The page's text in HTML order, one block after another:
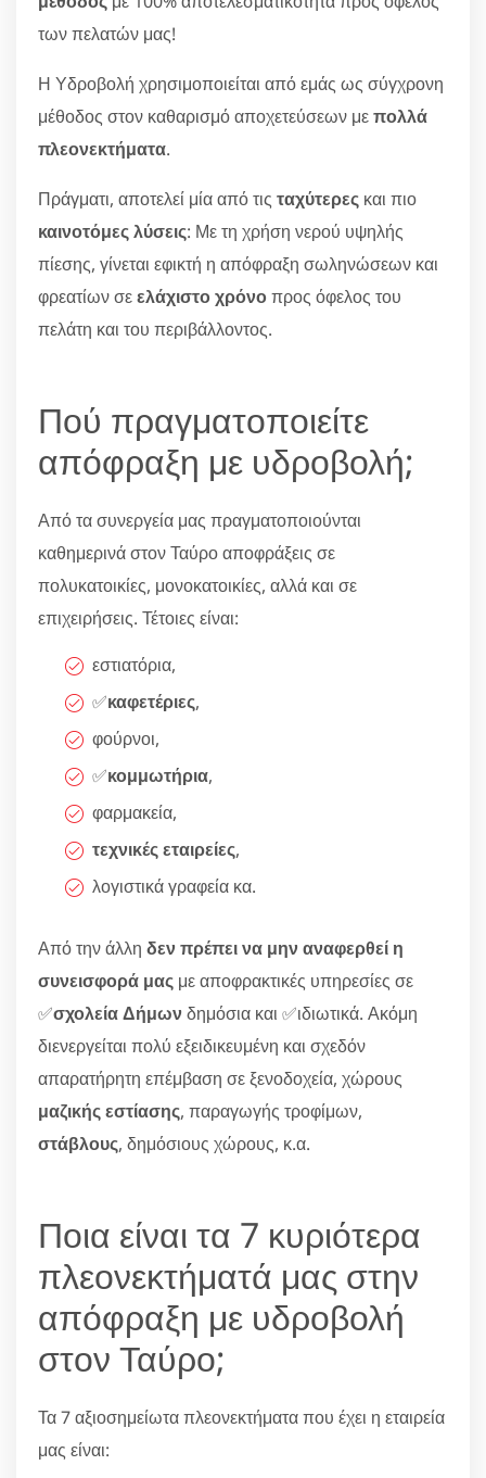
των πελατών μας!
Η Υδροβολή χρησιμοποιείται από εμάς ως σύγχρονη
μέθοδος στον καθαρισμό αποχετεύσεων μεπολλά
πλεονεκτήματα.
Πράγματι, αποτελεί μία από τις ταχύτερες και πιο
καινοτόμες λύσεις: Με τη χρήση νερού υψηλής
πίεσης, γίνεται εφικτή η απόφραξη σωληνώσεων και
φρεατίων σεελάχιστο χρόνοπρος όφελος του
πελάτη και του περιβάλλοντος.
Πού πραγματοποιείτε
απόφραξη με υδροβολή;
Από τα συνεργεία μας πραγματοποιούνται
καθημερινά στον Ταύρο αποφράξεις σε
πολυκατοικίες, μονοκατοικίες, αλλά και σε
επιχειρήσεις. Τέτοιες είναι:
εστιατόρια,
✅καφετέριες,
φούρνοι,
✅κομμωτήρια,
φαρμακεία,
τεχνικές εταιρείες,
λογιστικά γραφεία κα.
Από την άλλη δεν πρέπει να μην αναφερθεί η
συνεισφορά μας με αποφρακτικές υπηρεσίες σε
✅σχολεία Δήμωνδημόσια και ✅ιδιωτικά. Ακόμη
διενεργείται πολύ εξειδικευμένη και σχεδόν
απαρατήρητη επέμβαση σε ξενοδοχεία, χώρους
μαζικής εστίασης, παραγωγής τροφίμων,
στάβλους, δημόσιους χώρους, κ.α.
Ποια είναι τα 7 κυριότερα
πλεονεκτήματά μας στην
απόφραξη με υδροβολή
στον Ταύρο;
Τα 7 αξιοσημείωτα πλεονεκτήματα που έχει η εταιρεία
μας είναι: